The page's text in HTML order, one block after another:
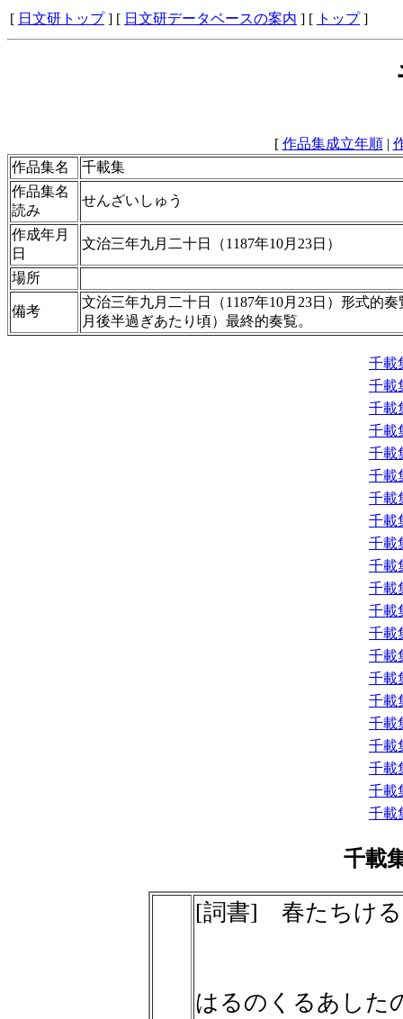
[ 日文研トップ] [ 日文研データベースの案内 ] [ トップ]
[ 作品集成立年順|
作品集名
千載集
作品集名
読み
せんざいしゅう
作成年月
日
文治三年九月二十日（1187年10月23日）
場所
備考
文治三年九月二十日（1187年10月23日）形式的
月後半過ぎあたり頃）最終的奏覧。
千
千
千
千
千
千
千
千
千
千
千載
千載
千載
千載
千載
千載
千載
千載
千載
千載
千
千載
[詞書] 春たちける
はるのくるあした